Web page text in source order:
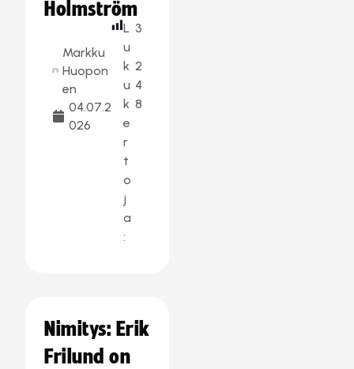
Holmström
Markku
Huopon
en
04.07.2
026
L
u
k
u
k
e
r
t
o
j
a
:
3
2
4
8
Nimitys: Erik
Frilund on